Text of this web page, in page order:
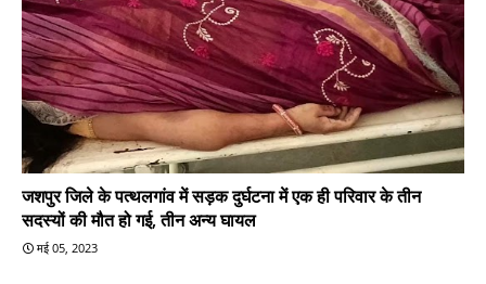
जशपुर जिले के पत्थलगांव में सड़क दुर्घटना में एक ही परिवार के तीन
सदस्यों की मौत हो गई, तीन अन्य घायल
मई 05, 2023